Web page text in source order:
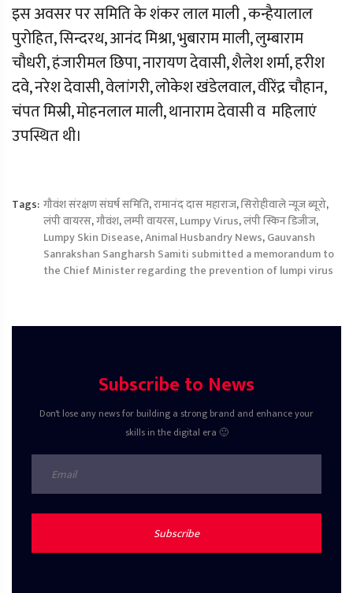
इस अवसर पर समिति के शंकर लाल माली , कन्हैयालाल
पुरोहित, सिन्दरथ, आनंद मिश्रा, भुबाराम माली, लुम्बाराम
चौधरी, हंजारीमल छिपा, नारायण देवासी, शैलेश शर्मा, हरीश
दवे, नरेश देवासी, वेलांगरी, लोकेश खंडेलवाल, वीरेंद्र चौहान,
चंपत मिस्री, मोहनलाल माली, थानाराम देवासी व महिलाएं
उपस्थित थी।
Tags: गौवंश संरक्षण संघर्ष समिति,रामानंद दास महाराज,सिरोहीवाले न्यूज ब्यूरो,
लंपी वायरस,गौवंश,लम्पी वायरस,Lumpy Virus,लंपी स्किन डिजीज,
Lumpy Skin Disease,Animal Husbandry News,Gauvansh
Sanrakshan Sangharsh Samiti submitted a memorandum to
the Chief Minister regarding the prevention of lumpi virus
Subscribe to News
Don't lose any news for building a strong brand and enhance your
skills in the digital era 🙂
Subscribe